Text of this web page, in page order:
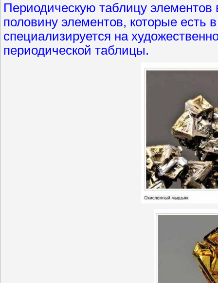
Периодическую таблицу
половину элементов, которые есть
специализируется на
периодической таблицы.